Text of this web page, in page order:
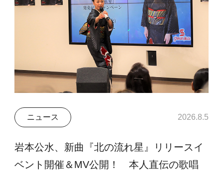
ニュース 2026.8.5
岩本公水、新曲『北の流れ星』リリースイ
ベント開催＆MV公開！ 本人直伝の歌唱